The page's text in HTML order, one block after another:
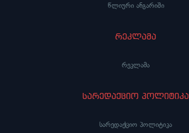
წლიური ანგარიში
რეკლამა
რეკლამა
სარედაქციო პოლიტიკა
სარედაქციო პოლიტიკა